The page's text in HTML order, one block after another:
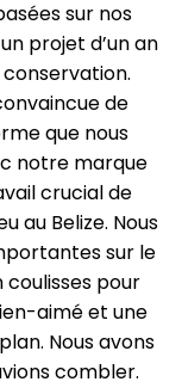
sur nos
projet d’un an
de
que nous
notre marque
crucial de
au Belize. Nous
sur le
coulisses pour
aimé et une
Nous avons
combler.